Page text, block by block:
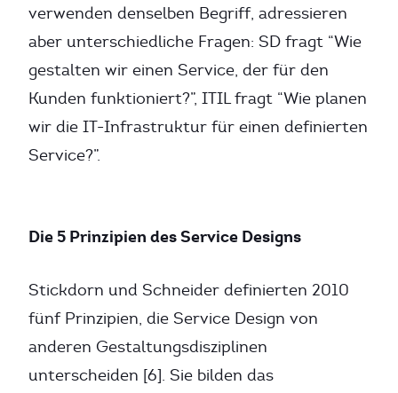
verwenden denselben Begriff, adressieren
aber unterschiedliche Fragen: SD fragt “Wie
gestalten wir einen Service, der für den
Kunden funktioniert?”, ITIL fragt “Wie planen
wir die IT-Infrastruktur für einen definierten
Service?”.
Die 5 Prinzipien des Service Designs
Stickdorn und Schneider definierten 2010
fünf Prinzipien, die Service Design von
anderen Gestaltungsdisziplinen
unterscheiden [6]. Sie bilden das